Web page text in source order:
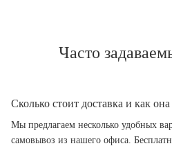
Часто
Сколько стоит доставка и как
Мы предлагаем несколько удобных
самовывоз из нашего офиса.